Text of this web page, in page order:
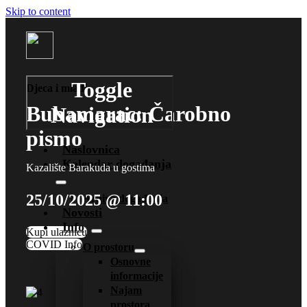
Skip to content
Toggle
Navigation
Naslovnica
Kalendar događanja
Arhiva događanja
Novosti
Info
O prostoru
Osnovne
informacije
Najam
prostora
Djeca i mladi
Bubamarac: Čarobno
pismo
Kazalište Barakuda u gostima
25/10/2025 @ 11:00
Kupi ulaznicu
COVID Info